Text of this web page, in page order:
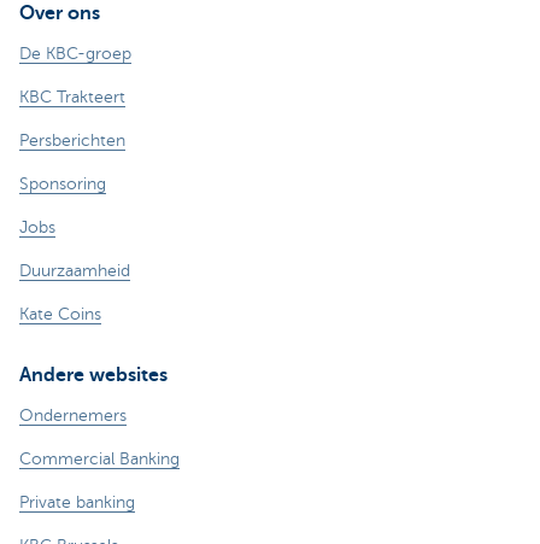
Over ons
De KBC-groep
KBC Trakteert
Persberichten
Sponsoring
Jobs
Duurzaamheid
Kate Coins
Andere websites
Ondernemers
Commercial Banking
Private banking